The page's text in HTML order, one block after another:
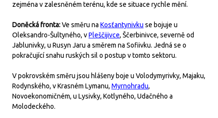
zejména v zalesněném terénu, kde se situace rychle mění.
Doněcká fronta:Ve směru na Kosťantynivku se bojuje u
Oleksandro-Šultyného, vPleščijivce, Ščerbinivce, severně od
Jablunivky, u Rusyn Jaru a směrem na Sofiivku. Jedná se o
pokračující snahu ruských sil o postup v tomto sektoru.
V pokrovském směru jsou hlášeny boje u Volodymyrivky, Majaku,
Rodynského, v Krasném Lymanu, Myrnohradu,
Novoekonomičném, u Lysivky, Kotlyného, Udačného a
Molodeckého.